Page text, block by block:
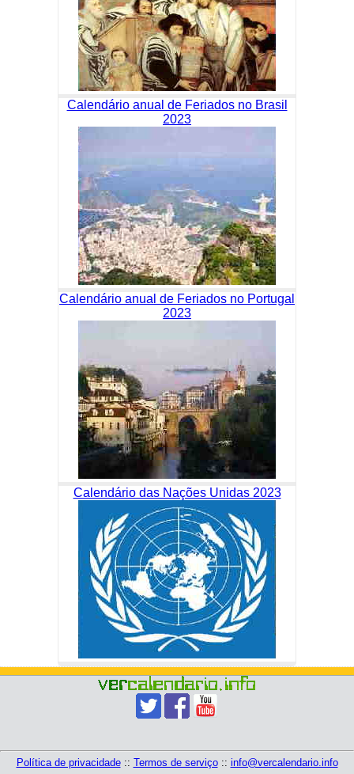
Calendário anual de Feriados no Brasil
2023
Calendário anual de Feriados no Portugal
2023
Calendário das Nações Unidas 2023
Política de privacidade:: Termos de serviço:: info@vercalendario.info